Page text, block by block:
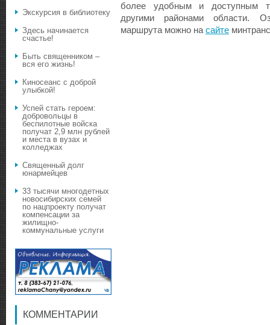
более удобным и доступным
другими районами области.
маршрута можно на сайте
Экскурсия в библиотеку
Здесь начинается
счастье!
Быть священником –
вся его жизнь!
Киносеанс с доброй
улыбкой!
Успей стать героем:
добровольцы в
беспилотные войска
получат 2,9 млн рублей
и места в вузах и
колледжах
Священный долг
юнармейцев
33 тысячи многодетных
новосибирских семей
по нацпроекту получат
компенсации за
жилищно-
коммунальные услуги
КОММЕНТАРИИ